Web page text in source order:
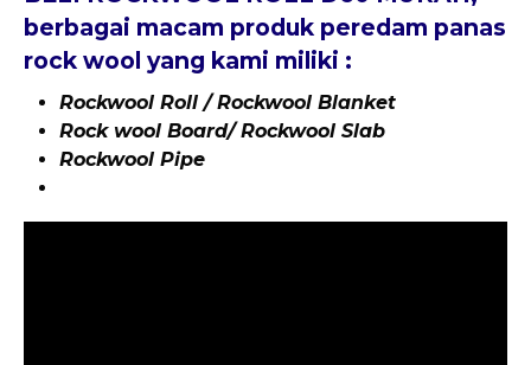
berbagai macam produk peredam panas
rock wool yang kami miliki :
Rockwool Roll / Rockwool Blanket
Rock wool Board/ Rockwool Slab
Rockwool Pipe